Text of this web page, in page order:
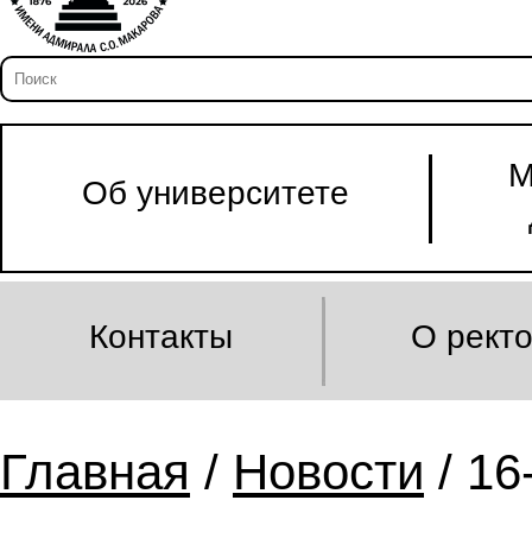
Об университете
Контакты О
Главная / Новости /